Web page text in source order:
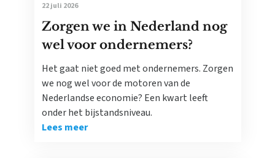
22 juli 2026
Zorgen we in Nederland nog
wel voor ondernemers?
Het gaat niet goed met ondernemers. Zorgen
we nog wel voor de motoren van de
Nederlandse economie? Een kwart leeft
onder het bijstandsniveau.
Lees meer